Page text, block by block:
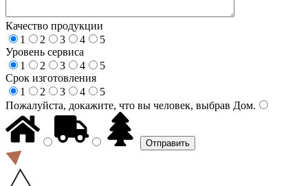
Качество продукции
1
2 3 4
5
Уровень сервиса
1
2 3 4
5
Срок изготовления
1
2 3 4
5
Пожалуйста, докажите, что вы человек, выбрав Дом.